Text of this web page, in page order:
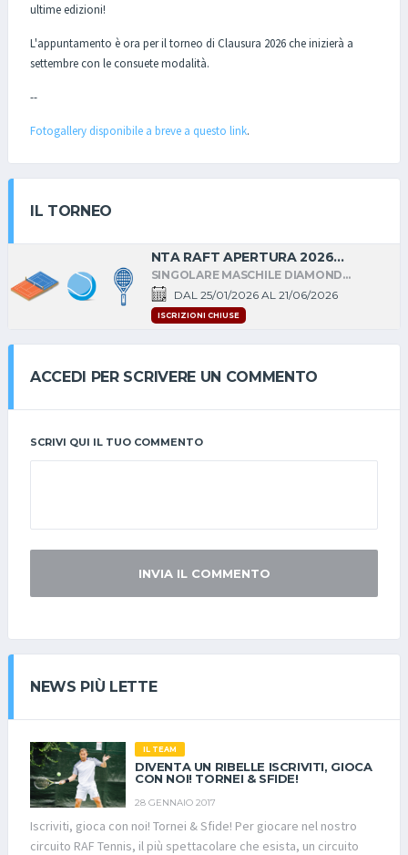
ultime edizioni!
L'appuntamento è ora per il torneo di Clausura 2026 che inizierà a
settembre con le consuete modalità.
--
Fotogallery disponibile a breve a questo link.
IL TORNEO
NTA RAFT APERTURA 2026
DIAMOND
SINGOLARE MASCHILE DIAMOND
ITINERANTE DI INIZIO ANNO A PIACENZA
E PROVINCIA
DAL 25/01/2026 AL 21/06/2026
ISCRIZIONI CHIUSE
ACCEDI PER SCRIVERE UN COMMENTO
SCRIVI QUI IL TUO COMMENTO
INVIA IL COMMENTO
NEWS PIÙ LETTE
IL TEAM
DIVENTA UN RIBELLE ISCRIVITI, GIOCA
CON NOI! TORNEI & SFIDE!
28 GENNAIO 2017
Iscriviti, gioca con noi! Tornei & Sfide! Per giocare nel nostro
circuito RAF Tennis, il più spettacolare che esista, un circuito